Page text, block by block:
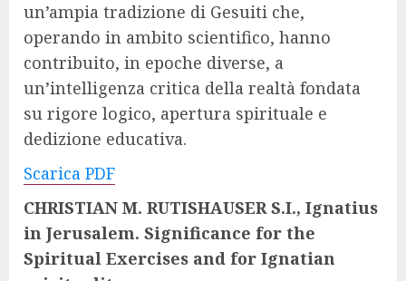
un’ampia tradizione di Gesuiti che,
operando in ambito scientifico, hanno
contribuito, in epoche diverse, a
un’intelligenza critica della realtà fondata
su rigore logico, apertura spirituale e
dedizione educativa.
Scarica PDF
CHRISTIAN M. RUTISHAUSER S.I., Ignatius
in Jerusalem. Significance for the
Spiritual Exercises and for Ignatian